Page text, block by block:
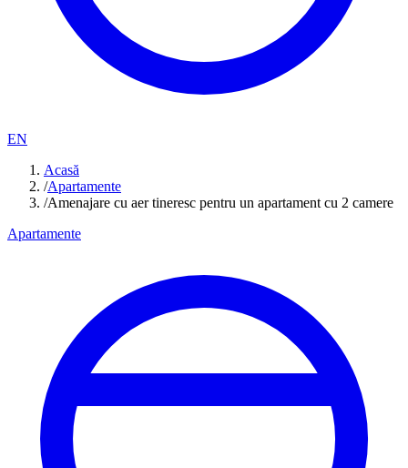
EN
Acasă
/Apartamente
/Amenajare cu aer tineresc pentru un apartament cu 2 camere
Apartamente